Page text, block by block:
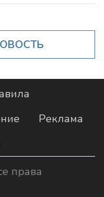
Реклама
права